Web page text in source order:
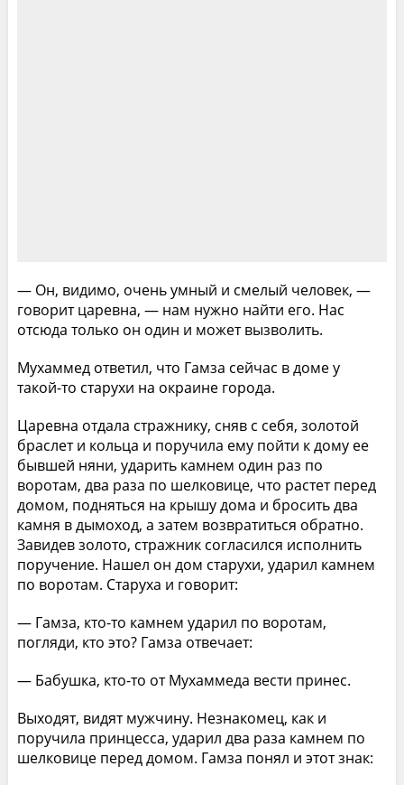
— Он, видимо, очень умный и смелый человек, —
говорит царевна, — нам нужно найти его. Нас
отсюда только он один и может вызволить.
Мухаммед ответил, что Гамза сейчас в доме у
такой-то старухи на окраине города.
Царевна отдала стражнику, сняв с себя, золотой
браслет и кольца и поручила ему пойти к дому ее
бывшей няни, ударить камнем один раз по
воротам, два раза по шелковице, что растет перед
домом, подняться на крышу дома и бросить два
камня в дымоход, а затем возвратиться обратно.
Завидев золото, стражник согласился исполнить
поручение. Нашел он дом старухи, ударил камнем
по воротам. Старуха и говорит:
— Гамза, кто-то камнем ударил по воротам,
погляди, кто это? Гамза отвечает:
— Бабушка, кто-то от Мухаммеда вести принес.
Выходят, видят мужчину. Незнакомец, как и
поручила принцесса, ударил два раза камнем по
шелковице перед домом. Гамза понял и этот знак: